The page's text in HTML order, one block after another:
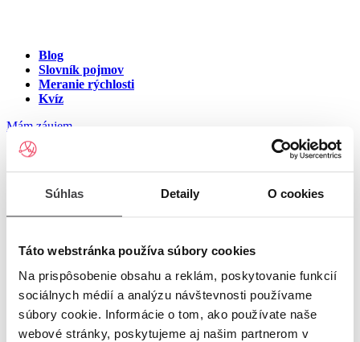
Súhlas Detaily O cookies
Táto webstránka používa súbory cookies
Na prispôsobenie obsahu a reklám, poskytovanie funkcií
sociálnych médií a analýzu návštevnosti používame
súbory cookie. Informácie o tom, ako používate naše
webové stránky, poskytujeme aj našim partnerom v
Blog
Slovník pojmov
Meranie rýchlosti
Kvíz
Mám záujem
Internet v meste Potok
Zadajte ulicu a číslo pre zobrazenie ponuky internetu v meste
Zadajte ulicu a číslopre zobrazenie ponuky internetu v lokalite
Potok
Zoznam ulíc v meste Potok